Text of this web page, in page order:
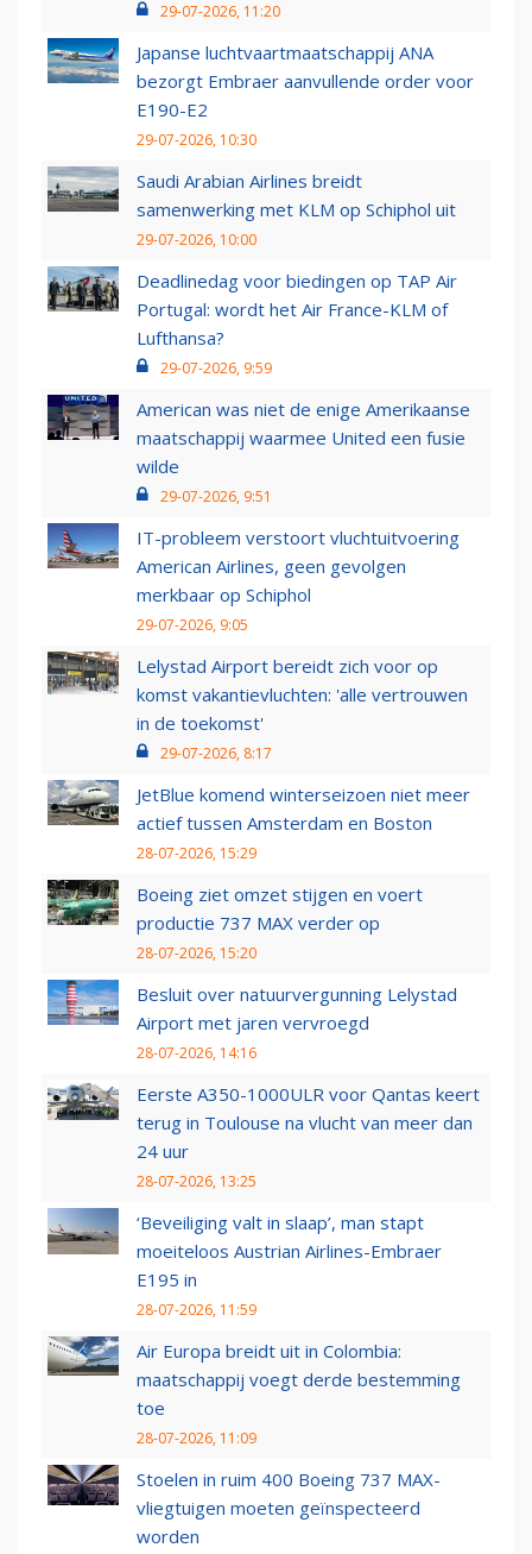
29-07-2026, 11:20
Japanse luchtvaartmaatschappij ANA
bezorgt Embraer aanvullende order voor
E190-E2
29-07-2026, 10:30
Saudi Arabian Airlines breidt
samenwerking met KLM op Schiphol uit
29-07-2026, 10:00
Deadlinedag voor biedingen op TAP Air
Portugal: wordt het Air France-KLM of
Lufthansa?
29-07-2026, 9:59
American was niet de enige Amerikaanse
maatschappij waarmee United een fusie
wilde
29-07-2026, 9:51
IT-probleem verstoort vluchtuitvoering
American Airlines, geen gevolgen
merkbaar op Schiphol
29-07-2026, 9:05
Lelystad Airport bereidt zich voor op
komst vakantievluchten: 'alle vertrouwen
in de toekomst'
29-07-2026, 8:17
JetBlue komend winterseizoen niet meer
actief tussen Amsterdam en Boston
28-07-2026, 15:29
Boeing ziet omzet stijgen en voert
productie 737 MAX verder op
28-07-2026, 15:20
Besluit over natuurvergunning Lelystad
Airport met jaren vervroegd
28-07-2026, 14:16
Eerste A350-1000ULR voor Qantas keert
terug in Toulouse na vlucht van meer dan
24 uur
28-07-2026, 13:25
‘Beveiliging valt in slaap’, man stapt
moeiteloos Austrian Airlines-Embraer
E195 in
28-07-2026, 11:59
Air Europa breidt uit in Colombia:
maatschappij voegt derde bestemming
toe
28-07-2026, 11:09
Stoelen in ruim 400 Boeing 737 MAX-
vliegtuigen moeten geïnspecteerd
worden